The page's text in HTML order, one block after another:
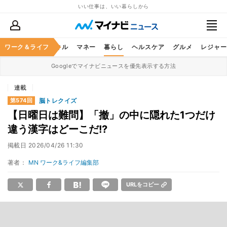
いい仕事は、いい暮らしから
ワーク＆ライフ
ア ビジネススキル マネー 暮らし ヘルスケア グルメ レジャー
Googleでマイナビニュースを優先表示する方法
連載
第574回 脳トレクイズ
【日曜日は難問】「撤」の中に隠れた1つだけ
違う漢字はどーこだ!?
掲載日 2026/04/26 11:30
著者： MN ワーク&ライフ編集部
URLをコピー